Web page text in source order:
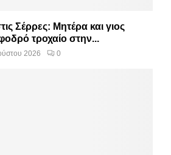
Σέρρες: Μητέρα και γιος
τροχαίο στην...
2026 0